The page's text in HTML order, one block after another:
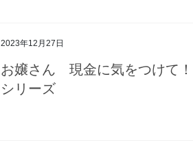
2023年12月27日
お嬢さん 現金に気をつけ
シリーズ